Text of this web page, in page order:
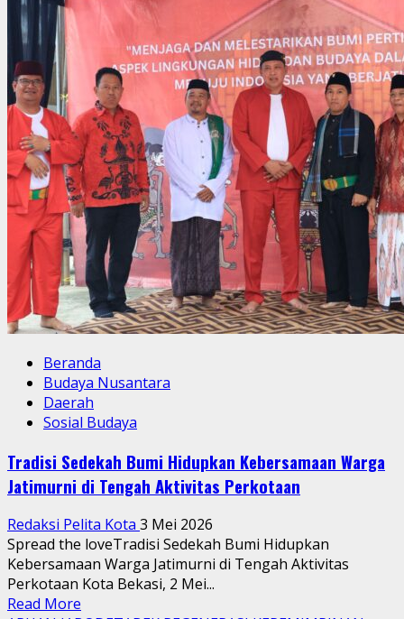
Beranda
Budaya Nusantara
Daerah
Sosial Budaya
Tradisi Sedekah Bumi Hidupkan Kebersamaan Warga
Jatimurni di Tengah Aktivitas Perkotaan
Redaksi Pelita Kota 3 Mei 2026
Spread the loveTradisi Sedekah Bumi Hidupkan
Kebersamaan Warga Jatimurni di Tengah Aktivitas
Perkotaan Kota Bekasi, 2 Mei...
Read More